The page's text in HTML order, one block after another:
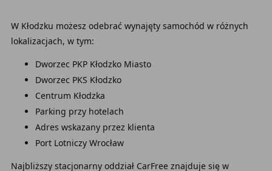
W Kłodzku możesz odebrać wynajęty samochód w różnych
lokalizacjach, w tym:
Dworzec PKP Kłodzko Miasto
Dworzec PKS Kłodzko
Centrum Kłodzka
Parking przy hotelach
Adres wskazany przez klienta
Port Lotniczy Wrocław
Najbliższy stacjonarny oddział CarFree znajduje się w